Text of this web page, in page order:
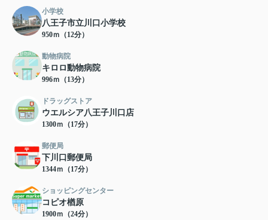
小学校
八王子市立川口小学校
950ｍ（12分）
動物病院
キロロ動物病院
996ｍ（13分）
ドラッグストア
ウエルシア八王子川口店
1300ｍ（17分）
郵便局
下川口郵便局
1344ｍ（17分）
ショッピングセンター
コピオ楢原
1900ｍ（24分）